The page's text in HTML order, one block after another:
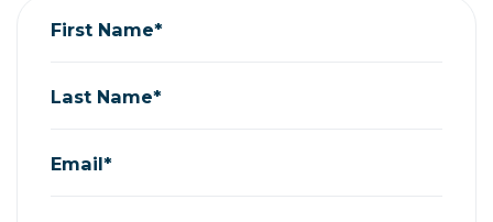
First Name*
Last Name*
Email*